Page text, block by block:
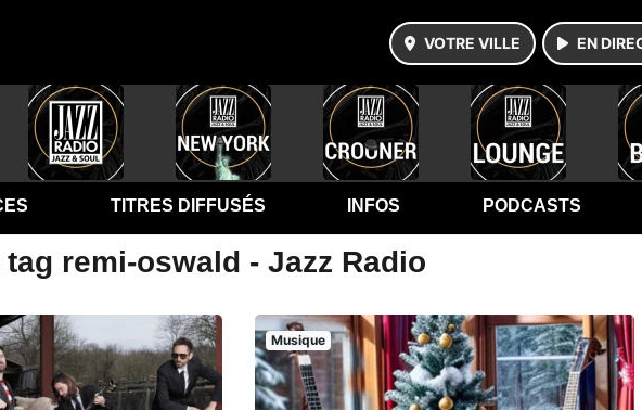
VOTRE VILLE EN
TITRES DIFFUSÉS INFOS PODCASTS
remi-oswald - Jazz Radio
Musique